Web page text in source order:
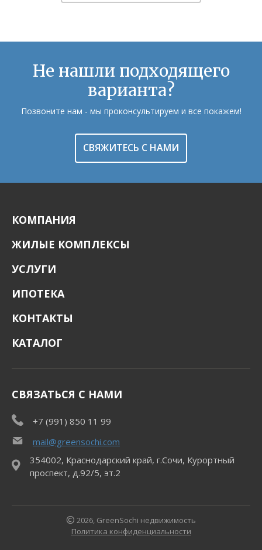
Не нашли подходящего
варианта?
Позвоните нам - мы проконсультируем и все покажем!
СВЯЖИТЕСЬ С НАМИ
КОМПАНИЯ
ЖИЛЫЕ КОМПЛЕКСЫ
УСЛУГИ
ИПОТЕКА
КОНТАКТЫ
КАТАЛОГ
СВЯЗАТЬСЯ С НАМИ
+7 (991) 850 11 99
mail@greensochi.com
354002, Краснодарский край, г.Сочи, Курортный
проспект, д.92/5, эт.2
2026, GreenSochi недвижимость
Политика конфиденциальности